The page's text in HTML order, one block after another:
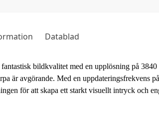
Datablad
bildkvalitet med en upplösning på
är avgörande. Med en uppdateringsfrekvens
för att skapa ett starkt visuellt intryck och